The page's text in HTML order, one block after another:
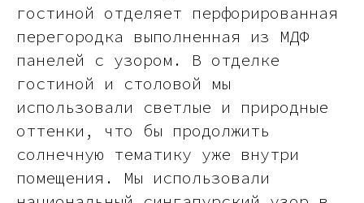
гостиной отделяет перфорированная
перегородка выполненная из МДФ
панелей с узором. В отделке
гостиной и столовой мы
использовали светлые и природные
оттенки, что бы продолжить
солнечную тематику уже внутри
помещения. Мы использовали